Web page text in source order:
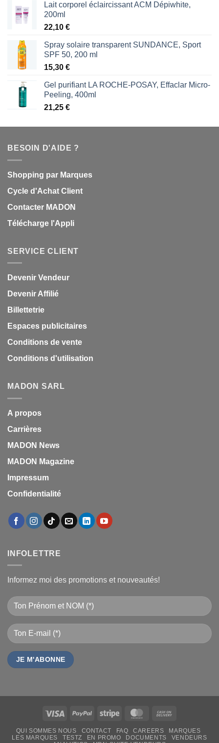
Lait corporel éclaircissant ACM Dépiwhite,
200ml
22,10 €
Spray solaire transparent SUNDANCE, Sport
SPF 50, 200 ml
15,30 €
Gel purifiant LA ROCHE-POSAY, Effaclar Micro-
Peeling, 400ml
21,25 €
BESOIN D'AIDE ?
Shopping par Marques
Cycle d'Achat Client
Contacter MADON
Télécharge l'Appli
SERVICE CLIENT
Devenir Vendeur
Devenir Affilié
Billettetrie
Espaces publicitaires
Conditions de vente
Conditions d'utilisation
MADON SARL
A propos
Carrières
MADON News
MADON Magazine
Impressum
Confidentialité
INFOLETTRE
Informez moi des promotions et nouveautés!
Visa PayPal Stripe MasterCard
Delivery
QUI SOMMES NOUS CONTACT FAQ CAREERS
MARQUES
LES MARQUES
TESTZ EN PROMO DOCUMENTS
VENDEURS